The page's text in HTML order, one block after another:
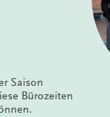
Saison
Bürozeiten